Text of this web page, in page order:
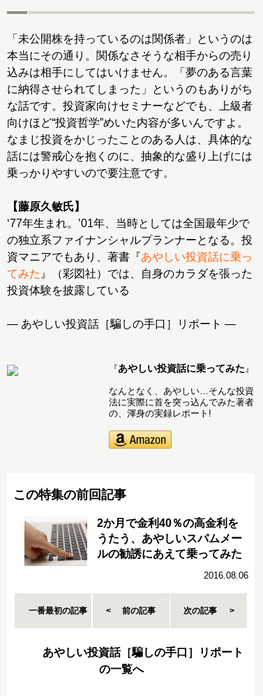
「未公開株を持っているのは関係者」というのは
本当にその通り。関係なさそうな相手からの売り
込みは相手にしてはいけません。「夢のある言葉
に納得させられてしまった」というのもありがち
な話です。投資家向けセミナーなどでも、上級者
向けほど“投資哲学”めいた内容が多いんですよ。
なまじ投資をかじったことのある人は、具体的な
話には警戒心を抱くのに、抽象的な盛り上げには
乗っかりやすいので要注意です。
【藤原久敏氏】
‘77年生まれ。’01年、当時としては全国最年少で
の独立系ファイナンシャルプランナーとなる。投
資マニアでもあり、著書『あやしい投資話に乗っ
てみた 』（彩図社）では、自身のカラダを張った
投資体験を披露している
― あやしい投資話［騙しの手口］リポート ―
『あやしい投資話に乗ってみた 』
なんとなく、あやしい…そんな投資
法に実際に首を突っ込んでみた著者
の、渾身の実録レポート!
この特集の前回記事
2か月で金利40％の高金利を
うたう、あやしいスパムメー
ルの勧誘にあえて乗ってみた
2016.08.06
一番最初の記事 前の記事 次の記事
あやしい投資話［騙しの手口］リポート
の一覧へ